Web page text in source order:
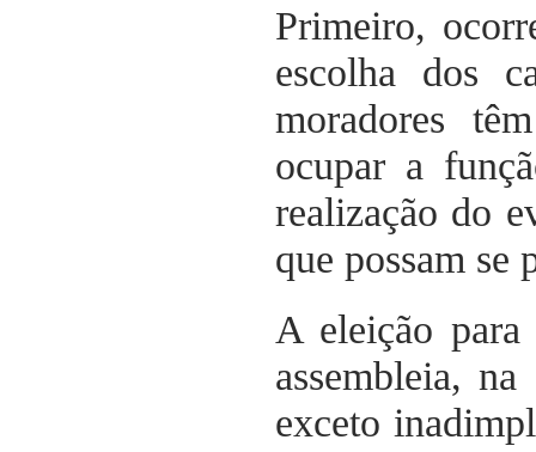
Primeiro,
escolha dos
moradores
ocupar a
realização do
que possam se
A eleição para
assembleia,
exceto